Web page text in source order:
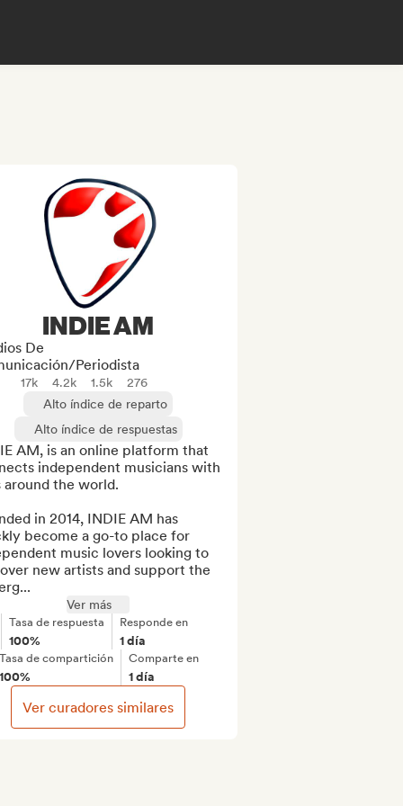
INDIE AM
De
Periodista
17k 4.2k 1.5k
276
Alto índice de reparto
Alto índice de respuestas
AM, is an online platform that
independent musicians with
around the world.
in 2014, INDIE AM has
become a go-to place for
music lovers looking to
new artists and support the
Ver más
Tasa de respuesta
100%
Responde en
1 día
de compartición Comparte en
1 día
Ver curadores similares